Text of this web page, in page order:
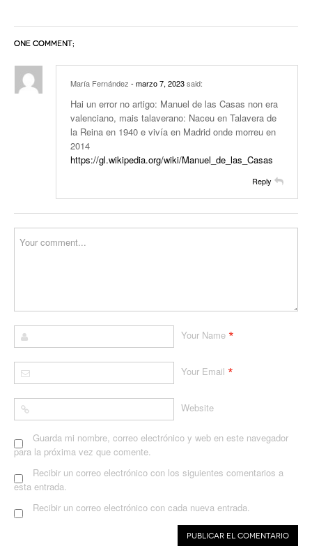
ONE COMMENT;
María Fernández - marzo 7, 2023said:
Hai un error no artigo: Manuel de las Casas non era
valenciano, mais talaverano: Naceu en Talavera de
la Reina en 1940 e vivía en Madrid onde morreu en
2014
https://gl.wikipedia.org/wiki/Manuel_de_las_Casas
Reply
Your Name *
Your Email *
Website
Guarda mi nombre, correo electrónico y web en este navegador
para la próxima vez que comente.
Recibir un correo electrónico con los siguientes comentarios a
esta entrada.
Recibir un correo electrónico con cada nueva entrada.